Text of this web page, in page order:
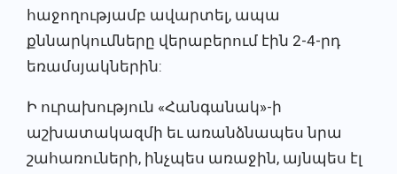
հաջողությամբ ավարտել, ապա
քննարկումները վերաբերում էին 2-4-րդ
եռամսյակներին:
Ի ուրախություն «Հանգանակ»-ի
աշխատակազմի եւ առանձնապես նրա
շահառուների, ինչպես առաջին, այնպես էլ